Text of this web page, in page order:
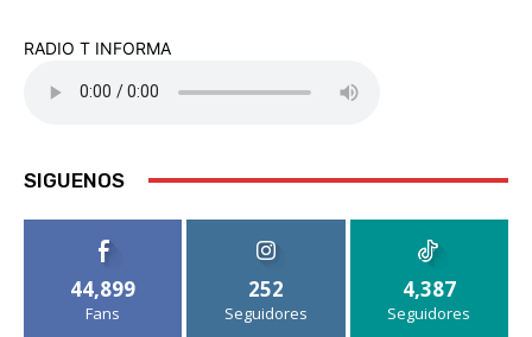
RADIO T INFORMA
SIGUENOS
44,899
Fans
252
Seguidores
4,387
Seguidores